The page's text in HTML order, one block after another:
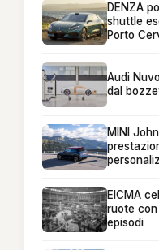
DENZA
shuttle
Porto
Audi
dal
MINI
EICMA
ruote
episodi